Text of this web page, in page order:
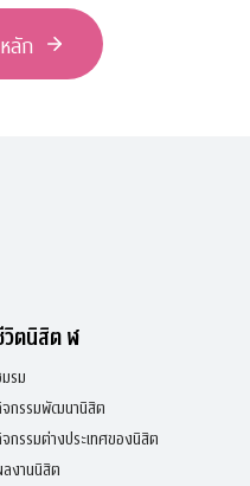
ลัก
วิตนิสิต ฬ
รม
กรรมพัฒนานิสิต
กรรมต่างประเทศของนิสิต
งานนิสิต